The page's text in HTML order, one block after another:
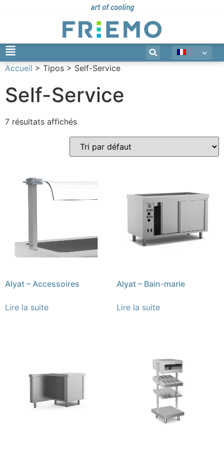
art of cooling
Accueil > Tipos > Self-Service
Self-Service
7 résultats affichés
Alyat – Accessoires
Lire la suite
Alyat – Bain-marie
Lire la suite